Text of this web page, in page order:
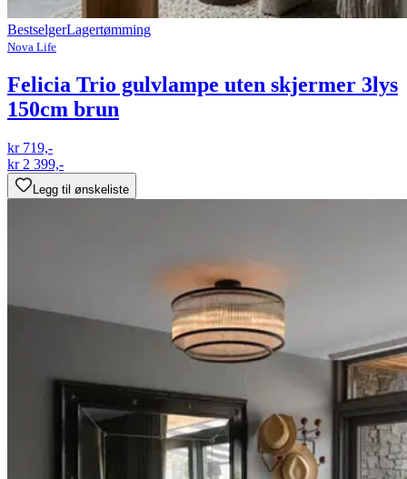
BestselgerLagertømming
Nova Life
Felicia Trio gulvlampe uten skjermer 3lys
150cm brun
kr 719,-
kr 2 399,-
Legg til ønskeliste